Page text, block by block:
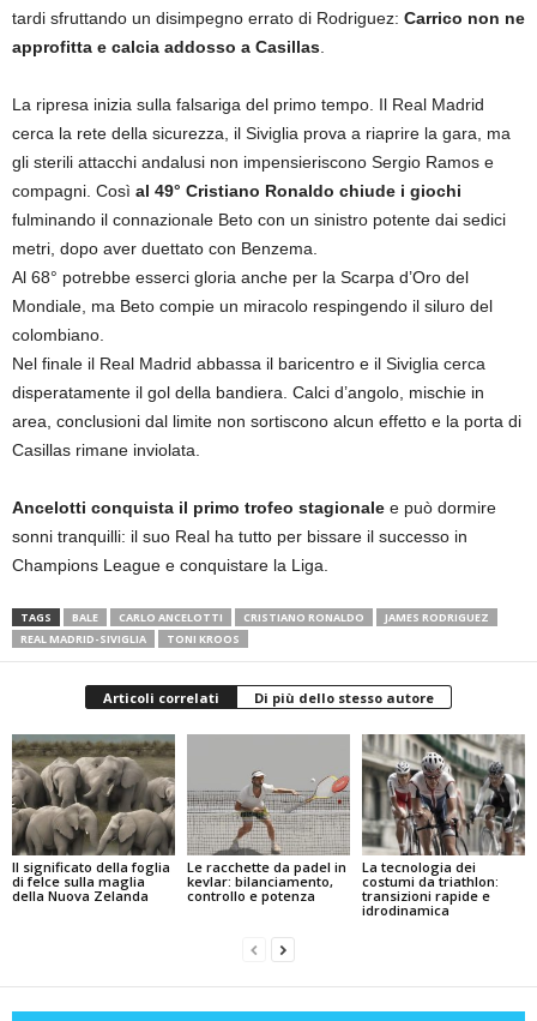
tardi sfruttando un disimpegno errato di Rodriguez: Carrico non ne
approfitta e calcia addosso a Casillas
La ripresa inizia sulla falsariga del primo tempo. Il Real Madrid
cerca la rete della sicurezza, il Siviglia prova a riaprire la gara, ma
gli sterili attacchi andalusi non impensieriscono Sergio Ramos e
compagni. Così al 49° Cristiano Ronaldo chiude i giochi
fulminando il connazionale Beto con un sinistro potente dai sedici
metri, dopo aver duettato con Benzema.
Al 68° potrebbe esserci gloria anche per la Scarpa d’Oro del
Mondiale, ma Beto compie un miracolo respingendo il siluro del
colombiano.
Nel finale il Real Madrid abbassa il baricentro e il Siviglia cerca
disperatamente il gol della bandiera. Calci d’angolo, mischie in
area, conclusioni dal limite non sortiscono alcun effetto e la porta di
Casillas rimane inviolata.
Ancelotti conquista il primo trofeo stagionale e può dormire
sonni tranquilli: il suo Real ha tutto per bissare il successo in
Champions League e conquistare la Liga.
TAGS BALE CARLO ANCELOTTI CRISTIANO RONALDO
JAMES RODRIGUEZ
REAL MADRID-SIVIGLIA
TONI KROOS
Articoli correlati Di più dello stesso autore
Il significato della foglia
di felce sulla maglia
della Nuova Zelanda
Le racchette da padel in
kevlar: bilanciamento,
controllo e potenza
La tecnologia dei
costumi da triathlon:
transizioni rapide e
idrodinamica